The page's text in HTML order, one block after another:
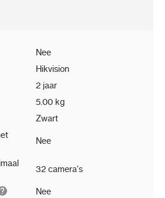
Nee
Hikvision
2 jaar
5.00 kg
Zwart
Nee
32 camera's
Nee